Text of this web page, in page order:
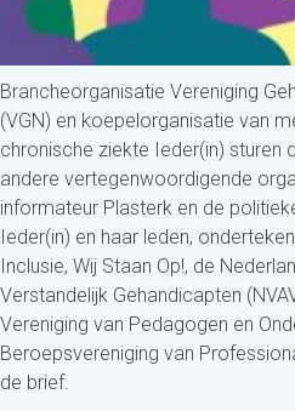
Brancheorganisatie Vereniging
(VGN) en koepelorganisatie van
chronische ziekte Ieder(in) sturen
andere vertegenwoordigende
informateur Plasterk en de
Ieder(in) en haar leden,
Inclusie, Wij Staan Op!, de
Verstandelijk Gehandicapten
Vereniging van Pedagogen en
Beroepsvereniging van
de brief.